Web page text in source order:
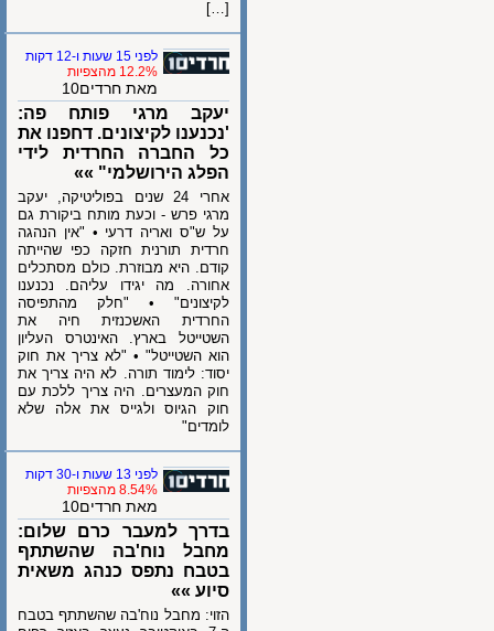
לפני 15 שעות ו-12 דקות
12.2% מהצפיות
מאת חרדים10
יעקב מרגי פותח פה:
'נכנענו לקיצונים. דחפנו את
כל החברה החרדית לידי
הפלג הירושלמי" »»
אחרי 24 שנים בפוליטיקה, יעקב
מרגי פרש - וכעת מותח ביקורת גם
על ש"ס ואריה דרעי • "אין הנהגה
חרדית תורנית חזקה כפי שהייתה
קודם. היא מבוזרת. כולם מסתכלים
אחורה. מה יגידו עליהם. נכנענו
לקיצונים" • "חלק מהתפיסה
החרדית האשכנזית חיה את
השטייטל בארץ. האינטרס העליון
הוא השטייטל" • "לא צריך את חוק
יסוד: לימוד תורה. לא היה צריך את
חוק המעצרים. היה צריך ללכת עם
חוק הגיוס ולגייס את אלה שלא
לומדים"
לפני 13 שעות ו-30 דקות
8.54% מהצפיות
מאת חרדים10
בדרך למעבר כרם שלום:
מחבל נוח'בה שהשתתף
בטבח נתפס כנהג משאית
סיוע »»
הזוי: מחבל נוח'בה שהשתתף בטבח